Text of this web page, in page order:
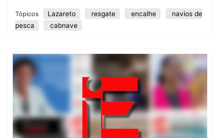
Tópicos Lazareto resgate encalhe
navios de
pesca
cabnave